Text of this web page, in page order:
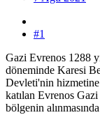
#1
Gazi Evrenos 1288
döneminde Karesi
Devleti'nin
katılan Evrenos
bölgenin